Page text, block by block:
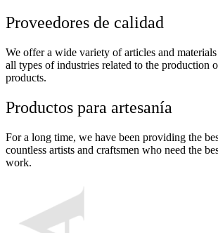
Proveedores de calidad
We offer a wide variety of articles and
all types of industries related to the production
products.
Productos para artesanía
For a long time, we have been providing the
countless artists and craftsmen who need the
work.